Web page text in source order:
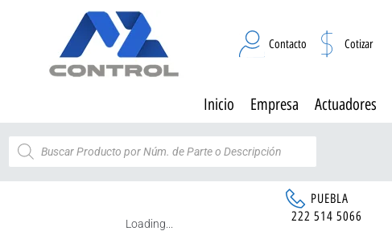
Contacto Cotizar
Inicio Empresa Actuadores
PUEBLA
222 514 5066
Loading...